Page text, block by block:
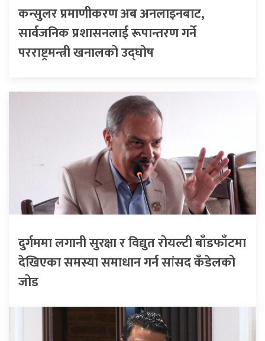
कन्सुलर प्रमाणीकरण अब अनलाइनबाट,
सार्वजनिक प्रशासनलाई रूपान्तरण गर्ने
परराष्ट्रमन्त्री खनालको उद्घोष
दुर्गममा लगानी सुरक्षा र विद्युत रोयल्टी बाँडफाँटमा
देखिएका समस्या समाधान गर्न सांसद कँडेलको
जोड